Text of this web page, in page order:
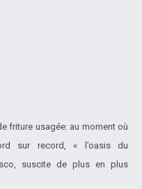
friture usagée: au moment où
sur record, « l’oasis du
suscite de plus en plus